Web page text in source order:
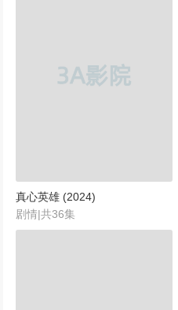
真心英雄 (2024)
剧情|共36集